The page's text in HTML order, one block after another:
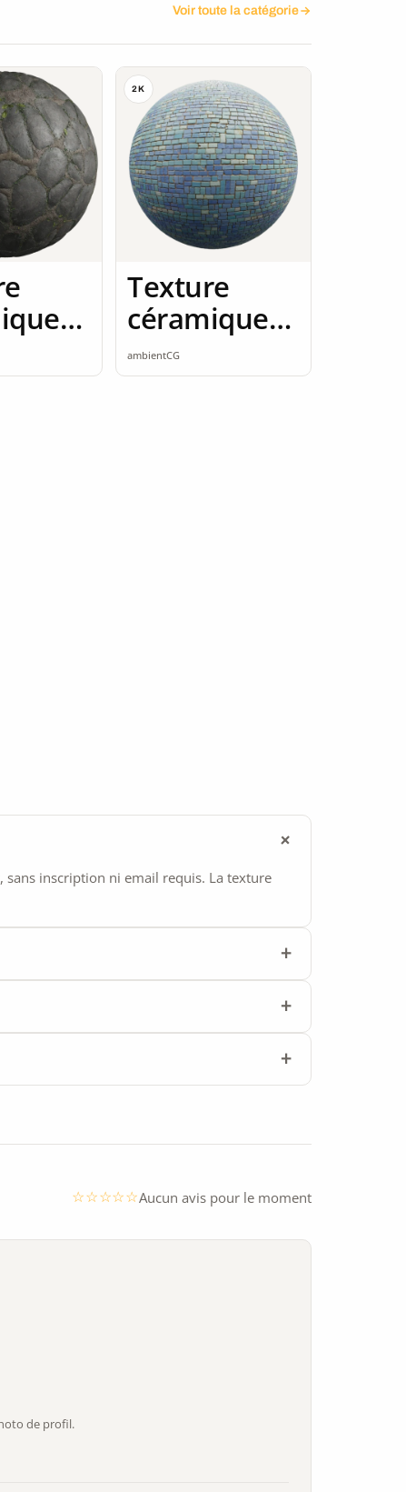
Voir toute la catégorie
2K
Texture
céramique
2K seamless
ambientCG
sans inscription ni email requis. La texture
Aucun avis pour le moment
de profil.